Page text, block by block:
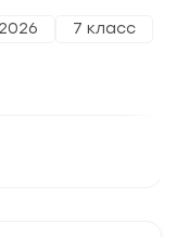
7 класс